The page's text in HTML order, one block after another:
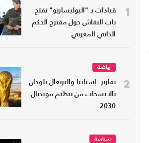
1
قيادات بـ "البوليساريو" تفتح
باب النقاش حول مقترح الحكم
الذاتي المغربي
2
رياضة
تقارير: إسبانيا والبرتغال تلوحان
بالانسحاب من تنظيم مونديال
2030
سياسة